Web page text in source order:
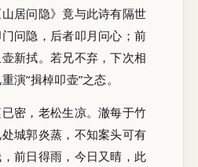
居问隐》竟与此诗有隔世
问隐，后者叩月问心；前
新拭。若兄不弃，下次相
演“揖棹叩壶”之态。
密，老松生凉。澈每于竹
城郭炎蒸，不知案头可有
前日得雨，今日又晴，此